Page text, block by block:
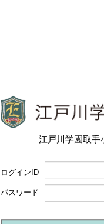
江戸川学園
江戸川学園取手
ログインID
パスワード